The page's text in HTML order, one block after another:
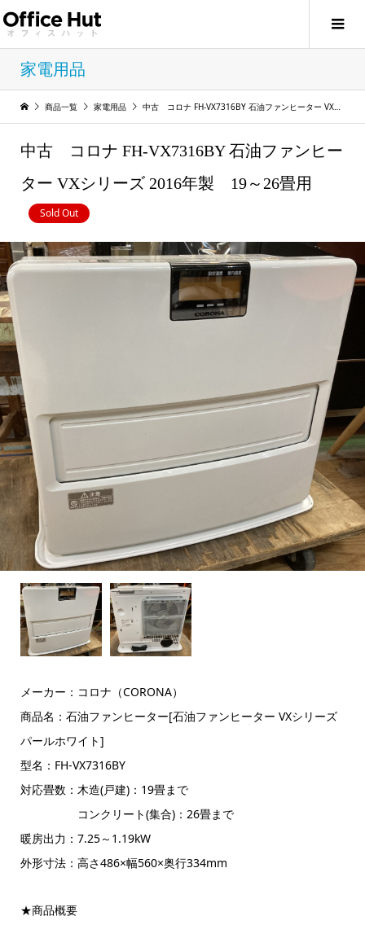
家電用品
商品一覧 家電用品 中古 コロナ FH-VX7316BY 石油ファンヒーター VXシリーズ 2016年製 19～26畳用
中古 コロナ FH-VX7316BY 石油ファンヒー
ター VXシリーズ 2016年製 19～26畳用
Sold Out
メーカー：コロナ（CORONA）
商品名：石油ファンヒーター[石油ファンヒーター VXシリーズ
パールホワイト]
型名：FH-VX7316BY
対応畳数：木造(戸建)：19畳まで
コンクリート(集合)：26畳まで
暖房出力：7.25～1.19kW
外形寸法：高さ486×幅560×奥行334mm
★商品概要